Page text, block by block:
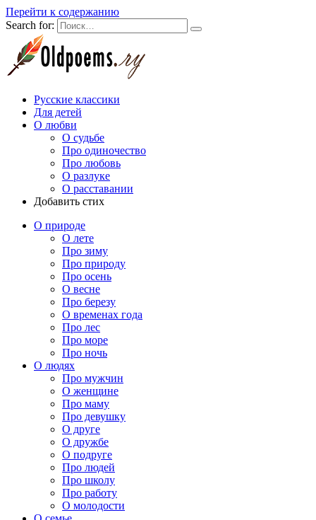
Перейти к содержанию
Search for:
Русские классики
Для детей
О любви
О судьбе
Про одиночество
Про любовь
О разлуке
О расставании
Добавить стих
О природе
О лете
Про зиму
Про природу
Про осень
О весне
Про березу
О временах года
Про лес
Про море
Про ночь
О людях
Про мужчин
О женщине
Про маму
Про девушку
О друге
О дружбе
О подруге
Про людей
Про школу
Про работу
О молодости